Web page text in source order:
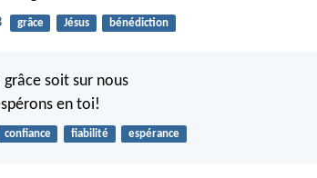
grâce Jésus bénédiction
soit sur nous
en toi!
confiance fiabilité espérance